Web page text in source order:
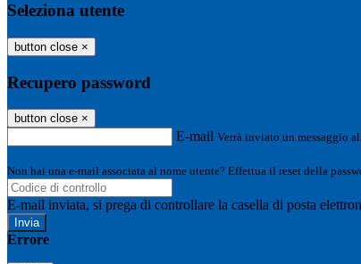
Seleziona utente
button close ×
Recupero password
button close ×
E-mail Verrà inviato un messaggio
Non hai una e-mail associata al nome utente? Effettua il reset della
E-mail inviata, si prega di controllare la casella di posta
Errore